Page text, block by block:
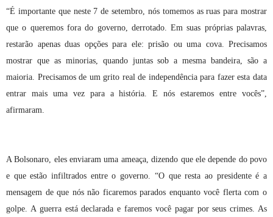
“É importante que neste 7 de setembro, nós tomemos as ruas para mostrar
que o queremos fora do governo, derrotado. Em suas próprias palavras,
restarão apenas duas opções para ele: prisão ou uma cova. Precisamos
mostrar que as minorias, quando juntas sob a mesma bandeira, são a
maioria. Precisamos de um grito real de independência para fazer esta data
entrar mais uma vez para a história. E nós estaremos entre vocês”,
afirmaram.
A Bolsonaro, eles enviaram uma ameaça, dizendo que ele depende do povo
e que estão infiltrados entre o governo. “O que resta ao presidente é a
mensagem de que nós não ficaremos parados enquanto você flerta com o
golpe. A guerra está declarada e faremos você pagar por seus crimes. As